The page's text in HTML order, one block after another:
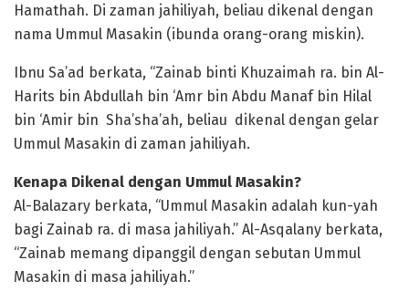
Hamathah. Di zaman jahiliyah, beliau dikenal dengan
nama Ummul Masakin (ibunda orang-orang miskin).
Ibnu Sa’ad berkata, “Zainab binti Khuzaimah ra. bin Al-
Harits bin Abdullah bin ‘Amr bin Abdu Manaf bin Hilal
bin ‘Amir bin Sha’sha’ah, beliau dikenal dengan gelar
Ummul Masakin di zaman jahiliyah.
Kenapa Dikenal dengan Ummul Masakin?
Al-Balazary berkata, “Ummul Masakin adalah kun-yah
bagi Zainab ra. di masa jahiliyah.” Al-Asqalany berkata,
“Zainab memang dipanggil dengan sebutan Ummul
Masakin di masa jahiliyah.”